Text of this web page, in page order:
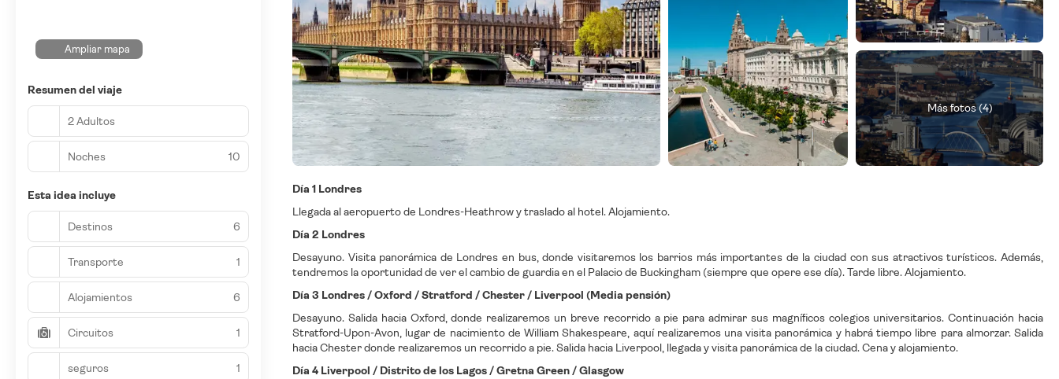
Más fotos (4)
Día 1 Londres
Llegada al aeropuerto de Londres-Heathrow y traslado al hotel. Alojamiento.
Día 2 Londres
Desayuno. Visita panorámica de Londres en bus, donde visitaremos los barrios más importantes de la ciudad con sus atractivos turísticos. Además,
tendremos la oportunidad de ver el cambio de guardia en el Palacio de Buckingham (siempre que opere ese día). Tarde libre. Alojamiento.
Día 3 Londres / Oxford / Stratford / Chester / Liverpool (Media pensión)
Desayuno. Salida hacia Oxford, donde realizaremos un breve recorrido a pie para admirar sus magníficos colegios universitarios. Continuación hacia
Stratford-Upon-Avon, lugar de nacimiento de William Shakespeare, aquí realizaremos una visita panorámica y habrá tiempo libre para almorzar. Salida
hacia Chester donde realizaremos un recorrido a pie. Salida hacia Liverpool, llegada y visita panorámica de la ciudad. Cena y alojamiento.
Día 4 Liverpool / Distrito de los Lagos / Gretna Green / Glasgow
Ampliar mapa
Resumen del viaje
2 Adultos
Noches 10
Esta idea incluye
Destinos 6
Transporte 1
Alojamientos 6
Circuitos 1
seguros 1